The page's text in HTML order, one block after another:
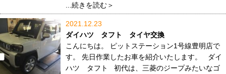
...続きを読む＞
2021.12.23
ダイハツ タフト タイヤ交換
こんにちは。 ピットステーション1号線豊明店で
す。 先日作業したお車を紹介いたします。 ダイ
ハツ タフト 初代は、三菱のジープみたいなゴ